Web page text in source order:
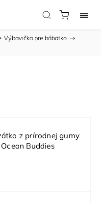
Výbavička pre bábätko /
z prírodnej gumy
Buddies